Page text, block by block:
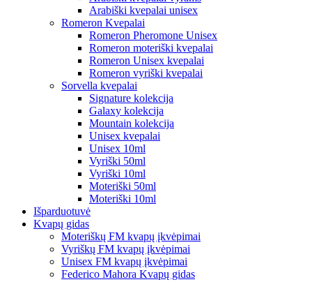
Arabiški kvepalai unisex
Romeron Kvepalai
Romeron Pheromone Unisex
Romeron moteriški kvepalai
Romeron Unisex kvepalai
Romeron vyriški kvepalai
Sorvella kvepalai
Signature kolekcija
Galaxy kolekcija
Mountain kolekcija
Unisex kvepalai
Unisex 10ml
Vyriški 50ml
Vyriški 10ml
Moteriški 50ml
Moteriški 10ml
Išparduotuvė
Kvapų gidas
Moteriškų FM kvapų įkvėpimai
Vyriškų FM kvapų įkvėpimai
Unisex FM kvapų įkvėpimai
Federico Mahora Kvapų gidas